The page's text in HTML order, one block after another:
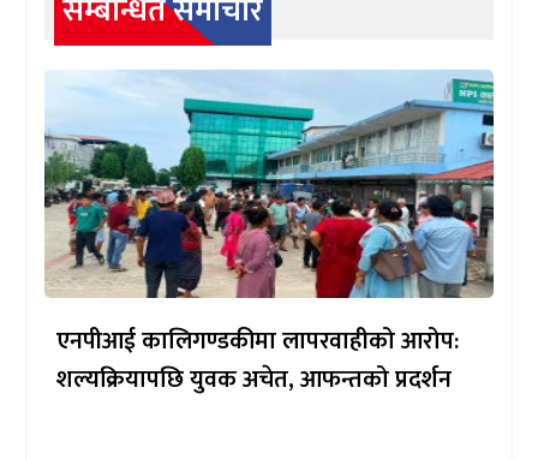
सम्बन्धित समाचार
एनपीआई कालिगण्डकीमा लापरवाहीको आरोप:
शल्यक्रियापछि युवक अचेत, आफन्तको प्रदर्शन